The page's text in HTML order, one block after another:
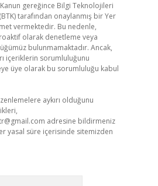
Kanun gereğince Bilgi Teknolojileri
tarafından onaylanmış bir Yer
vermektedir. Bu nedenle,
olarak denetleme veya
bulunmamaktadır. Ancak,
içeriklerin sorumluluğunu
üye olarak bu sorumluluğu kabul
aykırı olduğunu
adresine bildirmeniz
yasal süre içerisinde sitemizden